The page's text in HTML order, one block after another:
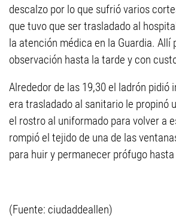
descalzo por lo que sufrió varios
que tuvo que ser trasladado al
la atención médica en la Guardia. Allí
observación hasta la tarde y con
Alrededor de las 19,30 el ladrón pidió
era trasladado al sanitario le propinó
el rostro al uniformado para volver a
rompió el tejido de una de las
para huir y permanecer prófugo
(Fuente: ciudaddeallen)